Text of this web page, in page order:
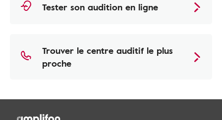
Tester son audition en ligne
Trouver le centre auditif le plus
proche